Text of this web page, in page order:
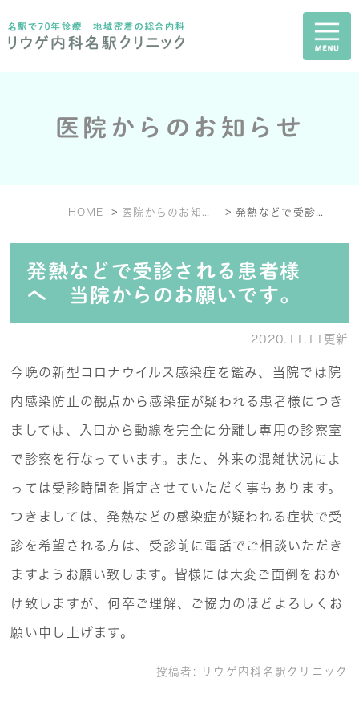
医院からのお知らせ
HOME 医院からのお知らせ 発熱などで受診される患者様へ 当院からのお願いです。
発熱などで受診される患者様
へ 当院からのお願いです。
2020.11.11更新
今晩の新型コロナウイルス感染症を鑑み、当院では院
内感染防止の観点から感染症が疑われる患者様につき
ましては、入口から動線を完全に分離し専用の診察室
で診察を行なっています。また、外来の混雑状況によ
っては受診時間を指定させていただく事もあります。
つきましては、発熱などの感染症が疑われる症状で受
診を希望される方は、受診前に電話でご相談いただき
ますようお願い致します。皆様には大変ご面倒をおか
け致しますが、何卒ご理解、ご協力のほどよろしくお
願い申し上げます。
投稿者: リウゲ内科名駅クリニック